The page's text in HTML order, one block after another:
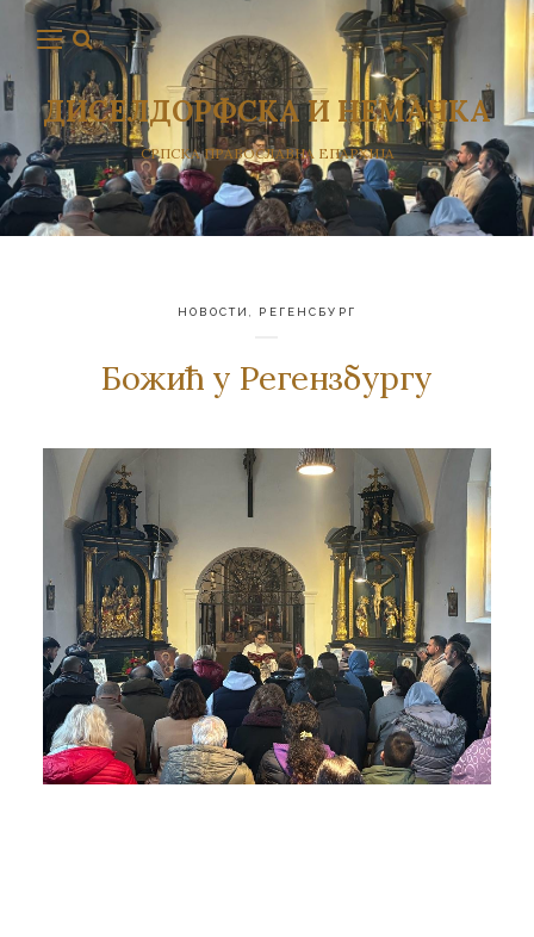
ДИСЕЛДОРФСКА И НЕМАЧКА
СРПСКА ПРАВОСЛАВНА ЕПАРХИЈА
НОВОСТИ РЕГЕНСБУРГ
Божић у Регензбургу